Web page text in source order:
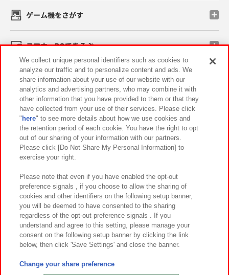
ゲーム機をさがす
スマホ・PCであそぶ
イベント・キャンペーン
関連会社 サステナビリティ サイトポリシー
プライバシーポリシー ウェブアクセシビリティ方針と検証結果
お取引先さまとともに
カスタマーハラスメント対応方針 よくあるご質問・お問い合わせ
©Bandai Namco Amusement Inc.
©Bandai Namco Amusement Lab Inc.
We collect unique personal identifiers such as cookies to
analyze our traffic and to personalize content and ads. We
share information about your use of our website with our
analytics and advertising partners, who may combine it with
other information that you have provided to them or that they
have collected from your use of their services. Please click
" here" to see more details about how we use cookies and
the retention period of each cookie. You have the right to opt
out of our sharing of your information with our partners.
Please click [Do Not Share My Personal Information] to
exercise your right.
Please note that even if you have enabled the opt-out
preference signals , if you choose to allow the sharing of
cookies and other identifiers on the following setup banner,
you will be deemed to have consented to the sharing
regardless of the opt-out preference signals . If you
understand and agree to this setting, please manage your
consent on the following setup banner by clicking the link
below, then click 'Save Settings' and close the banner.
Change your share preference